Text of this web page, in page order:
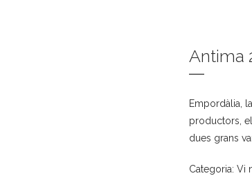
Antima
Empordàlia,
productors,
dues grans
Categoria: Vi